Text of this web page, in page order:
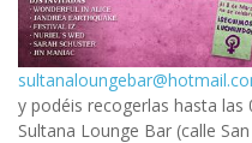
y podéis recogerlas hasta
Sultana Lounge Bar (calle